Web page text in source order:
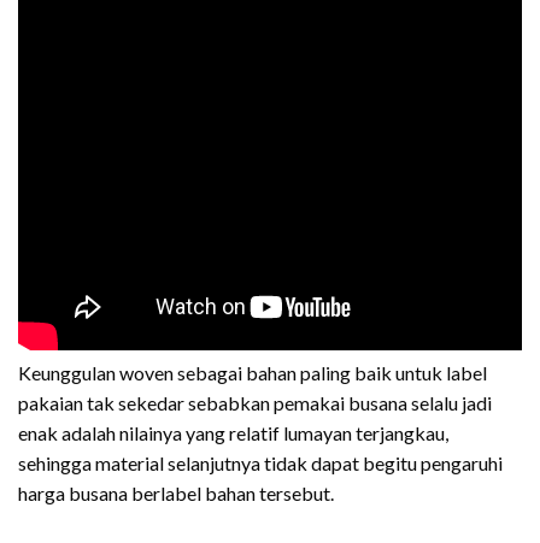
Keunggulan woven sebagai bahan paling baik untuk label
pakaian tak sekedar sebabkan pemakai busana selalu jadi
enak adalah nilainya yang relatif lumayan terjangkau,
sehingga material selanjutnya tidak dapat begitu pengaruhi
harga busana berlabel bahan tersebut.